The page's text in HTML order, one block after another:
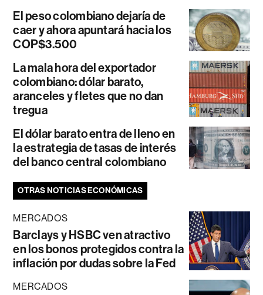
El peso colombiano dejaría de
caer y ahora apuntará hacia los
COP$3.500
La mala hora del exportador
colombiano: dólar barato,
aranceles y fletes que no dan
tregua
El dólar barato entra de lleno en
la estrategia de tasas de interés
del banco central colombiano
OTRAS NOTICIAS ECONÓMICAS
MERCADOS
Barclays y HSBC ven atractivo
en los bonos protegidos contra la
inflación por dudas sobre la Fed
MERCADOS